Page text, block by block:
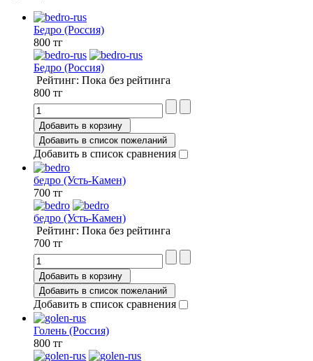
Бедро (Россия)
800 тг
Бедро (Россия)
Рейтинг: Пока без рейтинга
800 тг
Добавить в корзину
Добавить в список пожеланий
Добавить в список сравнения
бедро (Усть-Камен)
700 тг
бедро (Усть-Камен)
Рейтинг: Пока без рейтинга
700 тг
Добавить в корзину
Добавить в список пожеланий
Добавить в список сравнения
Голень (Россия)
800 тг